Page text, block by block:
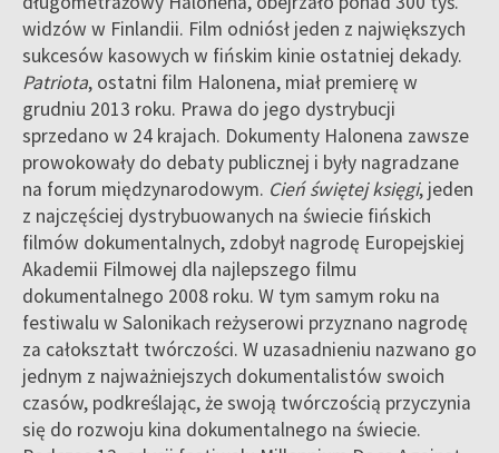
widzów w Finlandii. Film odniósł jeden z największych
sukcesów kasowych w fińskim kinie ostatniej dekady.
Patriota, ostatni film Halonena, miał premierę w
grudniu 2013 roku. Prawa do jego dystrybucji
sprzedano w 24 krajach. Dokumenty Halonena zawsze
prowokowały do debaty publicznej i były nagradzane
na forum międzynarodowym. Cień świętej księgi, jeden
z najczęściej dystrybuowanych na świecie fińskich
filmów dokumentalnych, zdobył nagrodę Europejskiej
Akademii Filmowej dla najlepszego filmu
dokumentalnego 2008 roku. W tym samym roku na
festiwalu w Salonikach reżyserowi przyznano nagrodę
za całokształt twórczości. W uzasadnieniu nazwano go
jednym z najważniejszych dokumentalistów swoich
czasów, podkreślając, że swoją twórczością przyczynia
się do rozwoju kina dokumentalnego na świecie.